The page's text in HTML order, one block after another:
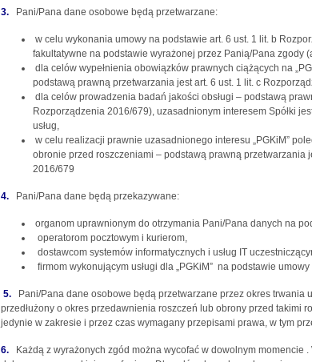
3. Pani/Pana dane osobowe będą przetwarzane:
w celu wykonania umowy na podstawie art. 6 ust. 1 lit. b
fakultatywne na podstawie wyrażonej przez Panią/Pana zgody
dla celów wypełnienia obowiązków prawnych ciążących na
podstawą prawną przetwarzania jest art. 6 ust. 1 lit. c
dla celów prowadzenia badań jakości obsługi – podstawą
Rozporządzenia 2016/679), uzasadnionym interesem Spółki
usług,
w celu realizacji prawnie uzasadnionego interesu „PGKiM”
obronie przed roszczeniami – podstawą prawną przetwarzania
2016/679
4. Pani/Pana dane będą przekazywane:
organom uprawnionym do otrzymania Pani/Pana danych na
operatorom pocztowym i kurierom,
dostawcom systemów informatycznych i usług IT
firmom wykonującym usługi dla „PGKiM” na podstawie
5.
Pani/Pana dane osobowe będą przetwarzane przez okres
przedłużony o okres przedawnienia roszczeń lub obrony przed takimi
jedynie w zakresie i przez czas wymagany przepisami prawa, w tym
6.
Każdą z wyrażonych zgód można wycofać w dowolnym momencie